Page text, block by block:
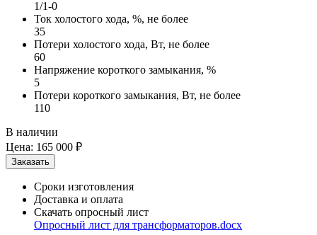
1/1-0
Ток холостого хода, %, не более
35
Потери холостого хода, Вт, не более
60
Напряжение короткого замыкания, %
5
Потери короткого замыкания, Вт, не более
110
В наличии
Цена: 165 000 ₽
Сроки изготовления
Доставка и оплата
Скачать опросный лист
Опросный лист для трансформаторов.docx